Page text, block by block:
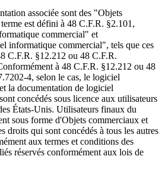
associée sont des "Objets
est défini à 48 C.F.R. §2.101,
commercial" et
informatique commercial", tels que ces
C.F.R. §12.212 ou 48 C.F.R.
à 48 C.F.R. §12.212 ou 48
4, selon le cas, le logiciel
la documentation de logiciel
concédés sous licence aux utilisateurs
États-Unis. Utilisateurs finaux du
sous forme d'Objets commerciaux et
droits qui sont concédés à tous les autres
aux termes et conditions des
réservés conformément aux lois de